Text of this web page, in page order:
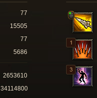
77
15505
77
5686
2653610
34114800